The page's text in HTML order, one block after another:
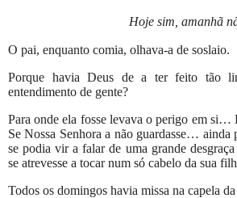
Hoje sim, amanhã
O pai, enquanto comia, olhava-a de soslaio.
Porque havia Deus de a ter feito tão
entendimento de gente?
Para onde ela fosse levava o perigo em si…
Se Nossa Senhora a não guardasse… ainda
se podia vir a falar de uma grande
se atrevesse a tocar num só cabelo da sua
Todos os domingos havia missa na capela